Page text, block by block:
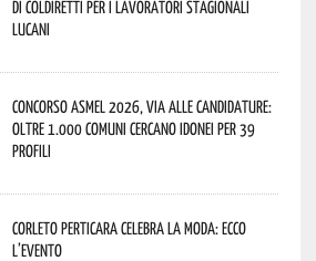
di Coldiretti per i lavoratori stagionali
lucani
Concorso Asmel 2026, via alle candidature:
oltre 1.000 Comuni cercano idonei per 39
profili
Corleto Perticara celebra la moda: ecco
l’evento